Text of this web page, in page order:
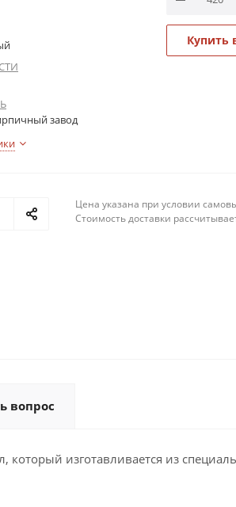
завод
Купить
Цена указана при условии
Стоимость доставки
вопрос
изготавливается из